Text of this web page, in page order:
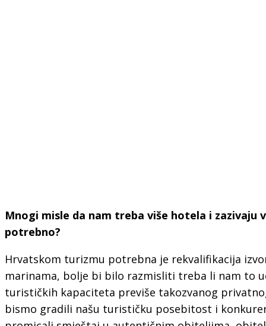
Mnogi misle da nam treba više hotela i
potrebno?
Hrvatskom turizmu potrebna je rekvalifikacija
marinama, bolje bi bilo razmisliti treba li nam to
turističkih kapaciteta previše takozvanog
bismo gradili našu turističku posebitost i